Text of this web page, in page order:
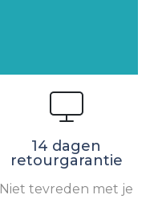
14 dagen
retourgarantie
Niet tevreden met je